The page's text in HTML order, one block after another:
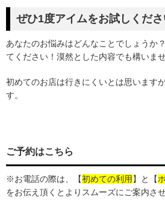
ぜひ1度アイムをお試しくだ
あなたのお悩みはどんなことでしょうか
てください！漠然とした内容でも構いませ
初めてのお店は行きにくいとは思います
す。
ご予約はこちら
※お電話の際は、 【初めての利用 】 と【
をお伝え頂くとよりスムーズにご案内さ